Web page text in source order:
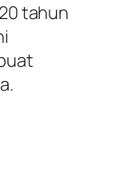
tahun